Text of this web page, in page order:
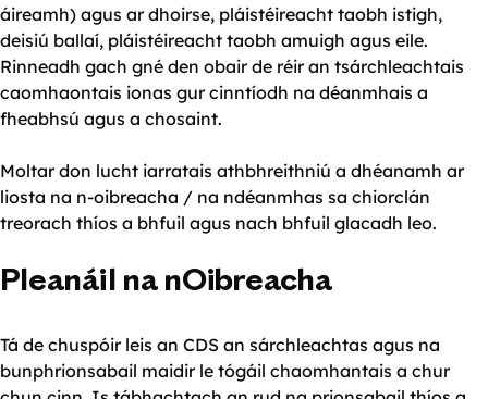
áireamh) agus ar dhoirse, pláistéireacht taobh istigh,
deisiú ballaí, pláistéireacht taobh amuigh agus eile.
Rinneadh gach gné den obair de réir an tsárchleachtais
caomhaontais ionas gur cinntíodh na déanmhais a
fheabhsú agus a chosaint.
Moltar don lucht iarratais athbhreithniú a dhéanamh ar
liosta na n-oibreacha / na ndéanmhas sa chiorclán
treorach thíos a bhfuil agus nach bhfuil glacadh leo.
Pleanáil na nOibreacha
Tá de chuspóir leis an CDS an sárchleachtas agus na
bunphrionsabail maidir le tógáil chaomhantais a chur